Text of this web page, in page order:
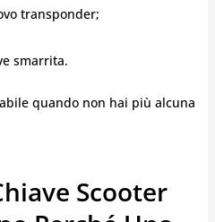
transponder;
smarrita.
quando non hai più alcuna
Scooter